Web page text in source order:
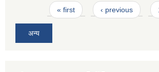
Pages« first ‹ previous
अन्य